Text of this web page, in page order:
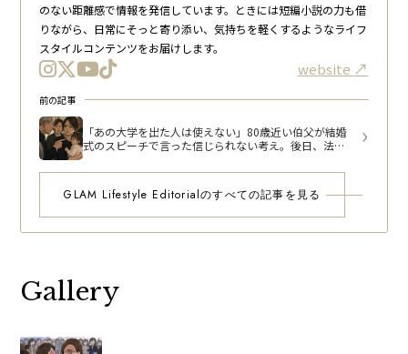
のない距離感で情報を発信しています。ときには短編小説の力も借
りながら、日常にそっと寄り添い、気持ちを軽くするようなライフ
スタイルコンテンツをお届けします。
website
前の記事
「あの大学を出た人は使えない」80歳近い伯父が結婚
式のスピーチで言った信じられない考え。後日、法事
GLAM Lifestyle Editorialのすべての記事を見る
Gallery